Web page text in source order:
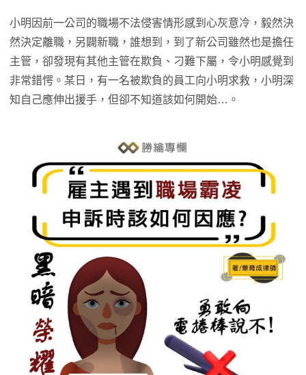
小明因前一公司的職場不法侵害情形感到心灰意冷，毅然決
然決定離職，另闢新職，誰想到，到了新公司雖然也是擔任
主管，卻發現有其他主管在欺負、刁難下屬，令小明感覺到
非常錯愕。某日，有一名被欺負的員工向小明求救，小明深
知自己應伸出援手，但卻不知道該如何開始…。